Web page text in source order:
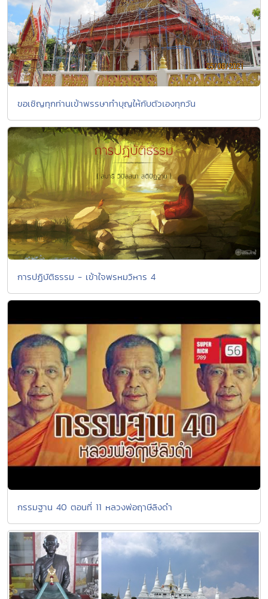
ขอเชิญทุกท่านเข้าพรรษาทำบุญให้กับตัวเองทุกวัน
การปฏิบัติธรรม - เข้าใจพรหมวิหาร 4
กรรมฐาน 40 ตอนที่ 11 หลวงพ่อฤาษีลิงดำ